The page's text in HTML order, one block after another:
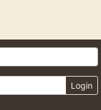
Login